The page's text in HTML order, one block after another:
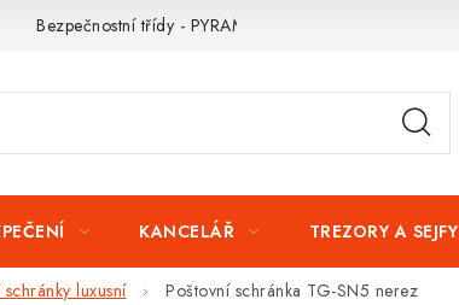
Bezpečnostní třídy - PYRAMIDA BEZPEČNOSTI
KANCELÁŘ TREZORY A SEJFY
luxusní Poštovní schránka TG-SN5 nerez